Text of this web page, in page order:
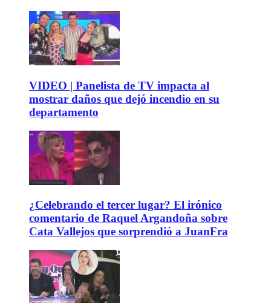
VIDEO | Panelista de TV impacta al
mostrar daños que dejó incendio en su
departamento
¿Celebrando el tercer lugar? El irónico
comentario de Raquel Argandoña sobre
Cata Vallejos que sorprendió a JuanFra